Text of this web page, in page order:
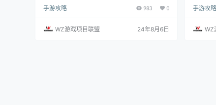
升级靠练武功，装备获得靠副本。世界随机刷新
什么，在规定时间内打完就可以获得奖励。 群侠
手游攻略 983 0
WZ游戏项目联盟 24年8月6日
交易，
界之猎
手游攻略
WZ